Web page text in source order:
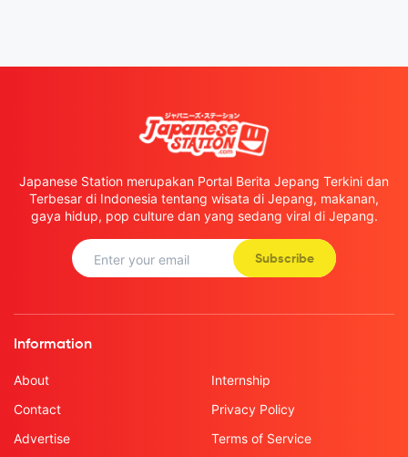
Japanese Station merupakan Portal Berita Jepang Terkini dan
Terbesar di Indonesia tentang wisata di Jepang, makanan,
gaya hidup, pop culture dan yang sedang viral di Jepang.
Subscribe
Information
About
Contact
Advertise
Internship
Privacy Policy
Terms of Service